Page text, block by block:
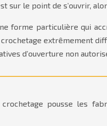
sur le point de s’ouvrir,
forme particulière qui
extrêmement
d’ouverture non
crochetage pousse les